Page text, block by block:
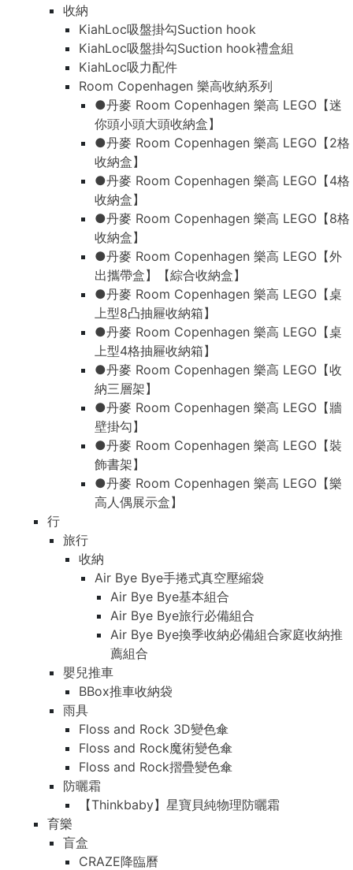
收納
KiahLoc吸盤掛勾Suction hook
KiahLoc吸盤掛勾Suction hook禮盒組
KiahLoc吸力配件
Room Copenhagen 樂高收納系列
●丹麥 Room Copenhagen 樂高 LEGO【迷
你頭小頭大頭收納盒】
●丹麥 Room Copenhagen 樂高 LEGO【2格
收納盒】
●丹麥 Room Copenhagen 樂高 LEGO【4格
收納盒】
●丹麥 Room Copenhagen 樂高 LEGO【8格
收納盒】
●丹麥 Room Copenhagen 樂高 LEGO【外
出攜帶盒】【綜合收納盒】
●丹麥 Room Copenhagen 樂高 LEGO【桌
上型8凸抽屜收納箱】
●丹麥 Room Copenhagen 樂高 LEGO【桌
上型4格抽屜收納箱】
●丹麥 Room Copenhagen 樂高 LEGO【收
納三層架】
●丹麥 Room Copenhagen 樂高 LEGO【牆
壁掛勾】
●丹麥 Room Copenhagen 樂高 LEGO【裝
飾書架】
●丹麥 Room Copenhagen 樂高 LEGO【樂
高人偶展示盒】
行
旅行
收納
Air Bye Bye手捲式真空壓縮袋
Air Bye Bye基本組合
Air Bye Bye旅行必備組合
Air Bye Bye換季收納必備組合家庭收納推
薦組合
嬰兒推車
BBox推車收納袋
雨具
Floss and Rock 3D變色傘
Floss and Rock魔術變色傘
Floss and Rock摺疊變色傘
防曬霜
【Thinkbaby】星寶貝純物理防曬霜
育樂
盲盒
CRAZE降臨曆